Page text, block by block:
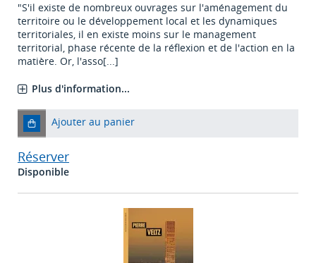
"S'il existe de nombreux ouvrages sur l'aménagement du
territoire ou le développement local et les dynamiques
territoriales, il en existe moins sur le management
territorial, phase récente de la réflexion et de l'action en la
matière. Or, l'asso[...]
Plus d'information...
Ajouter au panier
Réserver
Disponible